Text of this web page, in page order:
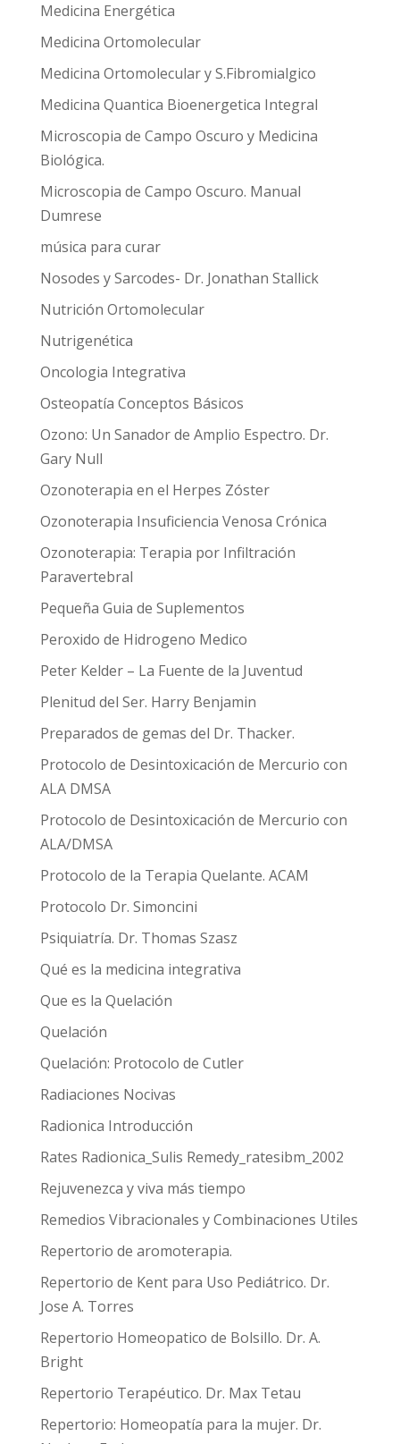
Medicina Energética
Medicina Ortomolecular
Medicina Ortomolecular y S.Fibromialgico
Medicina Quantica Bioenergetica Integral
Microscopia de Campo Oscuro y Medicina
Biológica.
Microscopia de Campo Oscuro. Manual
Dumrese
música para curar
Nosodes y Sarcodes- Dr. Jonathan Stallick
Nutrición Ortomolecular
Nutrigenética
Oncologia Integrativa
Osteopatía Conceptos Básicos
Ozono: Un Sanador de Amplio Espectro. Dr.
Gary Null
Ozonoterapia en el Herpes Zóster
Ozonoterapia Insuficiencia Venosa Crónica
Ozonoterapia: Terapia por Infiltración
Paravertebral
Pequeña Guia de Suplementos
Peroxido de Hidrogeno Medico
Peter Kelder – La Fuente de la Juventud
Plenitud del Ser. Harry Benjamin
Preparados de gemas del Dr. Thacker.
Protocolo de Desintoxicación de Mercurio con
ALA DMSA
Protocolo de Desintoxicación de Mercurio con
ALA/DMSA
Protocolo de la Terapia Quelante. ACAM
Protocolo Dr. Simoncini
Psiquiatría. Dr. Thomas Szasz
Qué es la medicina integrativa
Que es la Quelación
Quelación
Quelación: Protocolo de Cutler
Radiaciones Nocivas
Radionica Introducción
Rates Radionica_Sulis Remedy_ratesibm_2002
Rejuvenezca y viva más tiempo
Remedios Vibracionales y Combinaciones Utiles
Repertorio de aromoterapia.
Repertorio de Kent para Uso Pediátrico. Dr.
Jose A. Torres
Repertorio Homeopatico de Bolsillo. Dr. A.
Bright
Repertorio Terapéutico. Dr. Max Tetau
Repertorio: Homeopatía para la mujer. Dr.